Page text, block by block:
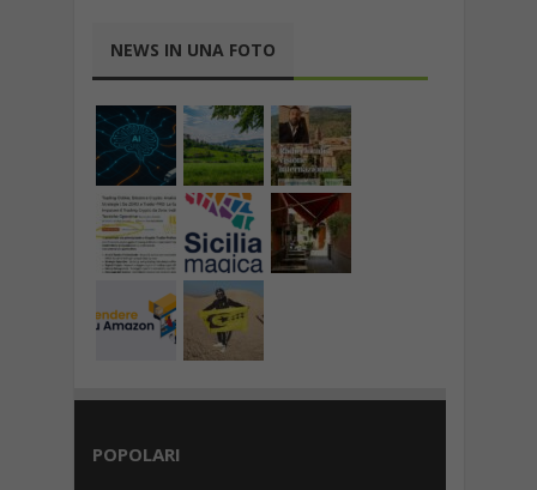
NEWS IN UNA FOTO
POPOLARI